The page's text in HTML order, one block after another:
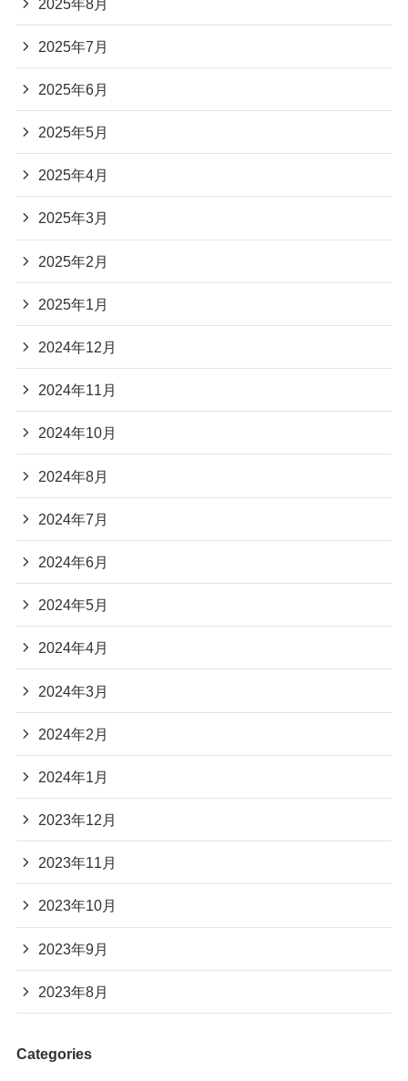
2025年7月
2025年6月
2025年5月
2025年4月
2025年3月
2025年2月
2025年1月
2024年12月
2024年11月
2024年10月
2024年8月
2024年7月
2024年6月
2024年5月
2024年4月
2024年3月
2024年2月
2024年1月
2023年12月
2023年11月
2023年10月
2023年9月
2023年8月
Categories